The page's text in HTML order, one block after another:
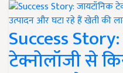
Success
टेक्नोलॉजी से